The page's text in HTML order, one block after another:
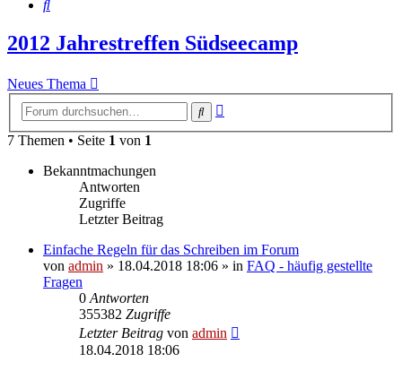
Suche
2012 Jahrestreffen Südseecamp
Neues Thema
Suche
7 Themen • Seite 1 von 1
Bekanntmachungen
Antworten
Zugriffe
Letzter Beitrag
Einfache Regeln für das Schreiben im Forum
von admin » 18.04.2018 18:06 » in FAQ - häufig gestellte
Fragen
0 Antworten
355382 Zugriffe
Letzter Beitrag von admin
18.04.2018 18:06